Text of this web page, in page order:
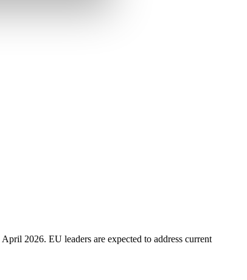
2026. EU leaders are expected to address current